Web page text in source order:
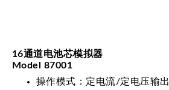
16通道电池芯模拟器
Model 87001
操作模式：定电流/定电压输出